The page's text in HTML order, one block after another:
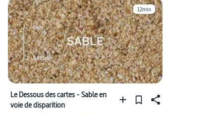
12min
Le Dessous des cartes - Sable en
voie de disparition